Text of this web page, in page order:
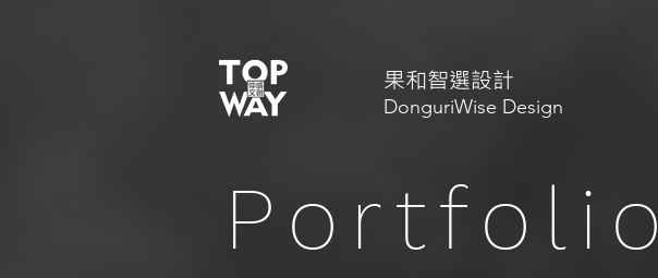
​果和智選設計
DonguriWise Design
Portfolio